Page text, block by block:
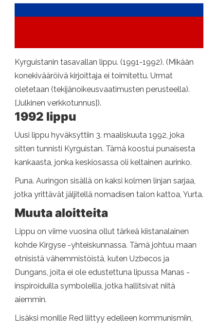
Kyrguistanin tasavallan lippu. (1991-1992). (Mikään
konekivääröivä kirjoittaja ei toimitettu. Urmat
oletetaan (tekijänoikeusvaatimusten perusteella).
[Julkinen verkkotunnus]).
1992 lippu
Uusi lippu hyväksyttiin 3. maaliskuuta 1992, joka
sitten tunnisti Kyrguistan. Tämä koostui punaisesta
kankaasta, jonka keskiosassa oli keltainen aurinko.
Puna. Auringon sisällä on kaksi kolmen linjan sarjaa,
jotka yrittävät jäljitellä nomadisen talon kattoa, Yurta.
Muuta aloitteita
Lippu on viime vuosina ollut tärkeä kiistanalainen
kohde Kirgyse -yhteiskunnassa. Tämä johtuu maan
etnisistä vähemmistöistä, kuten Uzbecos ja
Dungans, joita ei ole edustettuna lipussa Manas -
inspiroiduilla symboleilla, jotka hallitsivat niitä
aiemmin.
Lisäksi monille Red liittyy edelleen kommunismiin,